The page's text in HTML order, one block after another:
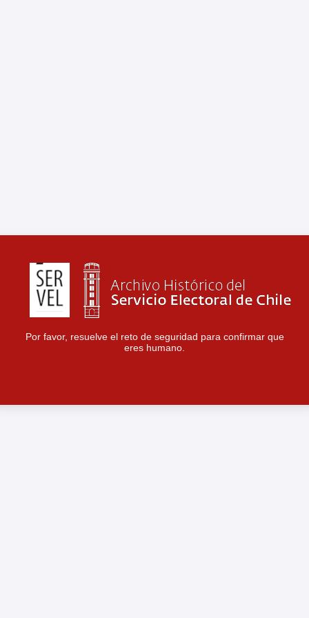
Por favor, resuelve el reto de seguridad para confirmar que
eres humano.